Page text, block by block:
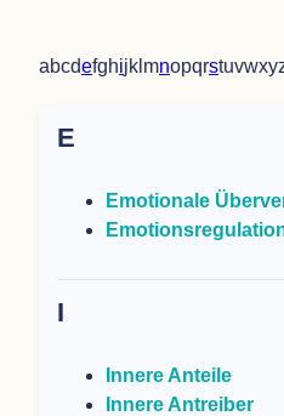
abcdefghijk mnopqrstuvwxy
E
Emo­tio­nale
I
Innere Anteile
Innere Antrei­ber